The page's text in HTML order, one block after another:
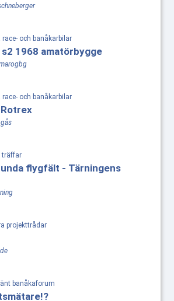
och banåkarbilar
1968 amatörbygge
och banåkarbilar
Rotrex
träffar
flygfält - Tärningens
projekttrådar
banåkaforum